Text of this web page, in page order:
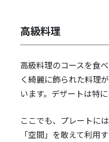
高級料理
高級料理のコースを食
く綺麗に飾られた料理
います。デザートは特
ここでも、プレートに
「空間」を敢えて利用